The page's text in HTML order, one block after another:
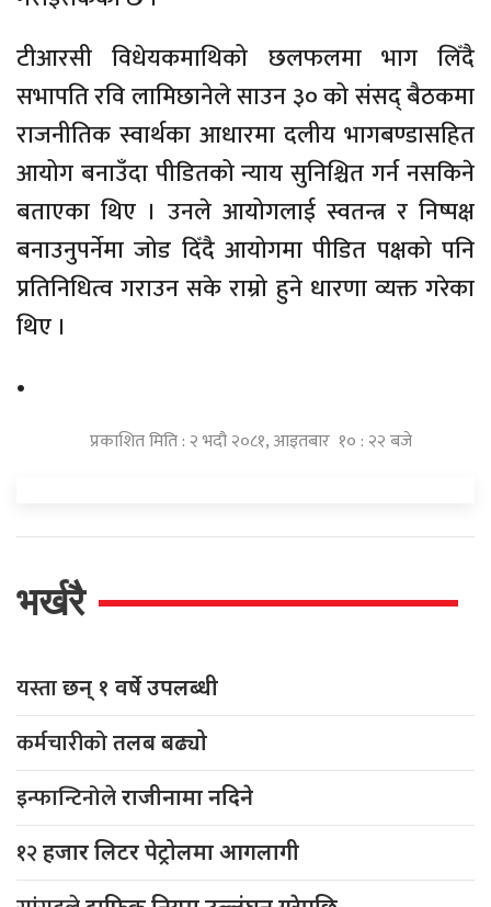
टीआरसी विधेयकमाथिको छलफलमा भाग लिँदै
सभापति रवि लामिछानेले साउन ३० को संसद् बैठकमा
राजनीतिक स्वार्थका आधारमा दलीय भागबण्डासहित
आयोग बनाउँदा पीडितको न्याय सुनिश्चित गर्न नसकिने
बताएका थिए । उनले आयोगलाई स्वतन्त्र र निष्पक्ष
बनाउनुपर्नेमा जोड दिँदै आयोगमा पीडित पक्षको पनि
प्रतिनिधित्व गराउन सके राम्रो हुने धारणा व्यक्त गरेका
थिए ।
•
प्रकाशित मिति : २ भदौ २०८१, आइतबार १० : २२ बजे
भर्खरै
यस्ताछन् १ वर्षे उपलब्धी
कर्मचारीकोतलब बढ्यो
इन्फान्टिनोलेराजीनामा नदिने
१२हजार लिटर पेट्रोलमा आगलागी